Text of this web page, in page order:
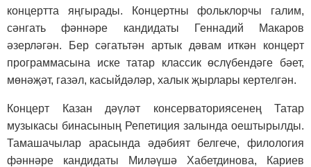
концертта яңгырады. Концертны фольклорчы галим,
сәнгать фәннәре кандидаты Геннадий Макаров
әзерләгән. Бер сәгатьтән артык дәвам иткән концерт
программасына иске татар классик өслүбендәге бәет,
мөнәҗәт, газәл, касыйдәләр, халык җырлары кертелгән.
Концерт Казан дәүләт консерваториясенең Татар
музыкасы бинасының Репетиция залында оештырылды.
Тамашачылар арасында әдәбият белгече, филология
фәннәре кандидаты Миләүшә Хабетдинова, Кариев